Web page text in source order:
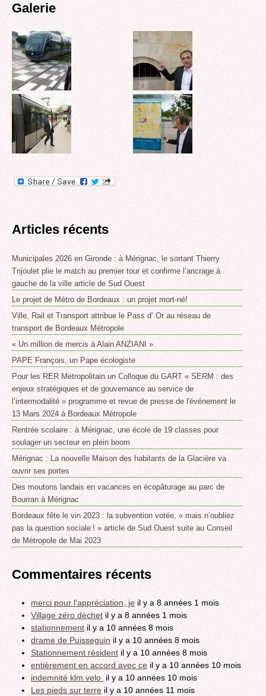
Galerie
Articles récents
Municipales 2026 en Gironde : à Mérignac, le sortant Thierry
Trijoulet plie le match au premier tour et confirme l’ancrage à
gauche de la ville article de Sud Ouest
Le projet de Métro de Bordeaux : un projet mort-né!
Ville, Rail et Transport attribue le Pass d’ Or au réseau de
transport de Bordeaux Métropole
« Un million de mercis à Alain ANZIANI »
PAPE François, un Pape écologiste
Pour les RER Metropolitain un Colloque du GART « SERM : des
enjeux stratégiques et de gouvernance au service de
l’intermodalité » programme et revue de presse de l'événement le
13 Mars 2024 à Bordeaux Métropole
Rentrée scolaire : à Mérignac, une école de 19 classes pour
soulager un secteur en plein boom
Mérignac : La nouvelle Maison des habitants de la Glacière va
ouvrir ses portes
Des moutons landais en vacances en écopâturage au parc de
Bourran à Mérignac
Bordeaux fête le vin 2023 : la subvention votée, « mais n’oubliez
pas la question sociale ! » article de Sud Ouest suite au Conseil
de Métropole de Mai 2023
Commentaires récents
merci pour l'appréciation, je il y a 8 années 1 mois
Village zéro déchet il y a 8 années 1 mois
stationnement il y a 10 années 8 mois
drame de Puisseguin il y a 10 années 8 mois
Stationnement résident il y a 10 années 8 mois
entièrement en accord avec ce il y a 10 années 10 mois
indemnité klm velo il y a 10 années 10 mois
Les pieds sur terre il y a 10 années 11 mois